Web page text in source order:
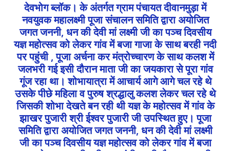
देवभोग ब्लॉक। के अंतर्गत ग्राम पंचायत दीवानमुड़ा में
नवयुवक महालक्ष्मी पूजा संचालन समिति द्वारा अयोजित
जगत जननी, धन की देवी मां लक्ष्मी जी का पञ्च दिवसीय
यज्ञ महोत्सव को लेकर गांव में बजा गाजा के साथ बरही नदी
पर पहुंची , पूजा अर्चना कर मंत्रोच्चारण के साथ कलश में
जलभरी गई इसी दौरान माता जी का जयकारा से पूरा गांव
गूंज रहा था। शोभायात्रा में आचार्य आगे आगे चल रहे थे
उसके पीछे महिला व पुरुष श्रद्धालु कलश लेकर चल रहे थे
जिसकी शोभा देखते बन रही थी यज्ञ के महोत्सव में गांव के
झाखर पुजारी श्री ईश्वर पुजारी जी उपस्थित हुए। पूजा
समिति द्वारा अयोजित जगत जननी, धन की देवी मां लक्ष्मी
जी का पञ्च दिवसीय यज्ञ महोत्सव को लेकर गांव में बजा